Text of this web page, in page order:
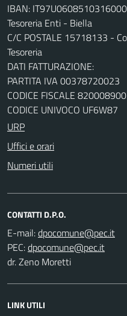
IBAN:
Tesoreria Enti - Biella
C/C POSTALE 15718133 -
Tesoreria
DATI FATTURAZIONE:
PARTITA IVA 00378720023
CODICE FISCALE
CODICE UNIVOCO UF6W87
URP
Uffici e orari
Numeri utili
CONTATTI D.P.O.
E-mail:
PEC:
dr. Zeno Moretti
LINK UTILI